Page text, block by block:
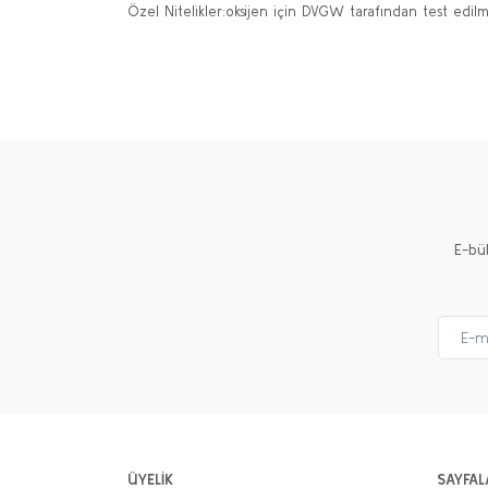
Özel Nitelikler:oksijen için DVGW tarafından test
E-
ÜYELİK